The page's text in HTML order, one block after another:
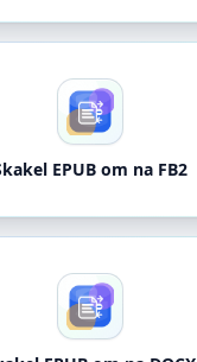
EPUB om na FB2